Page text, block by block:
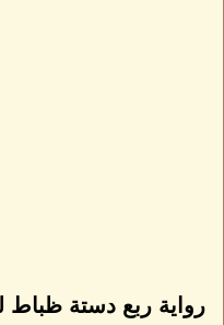
رواية ربع دستة ظباط